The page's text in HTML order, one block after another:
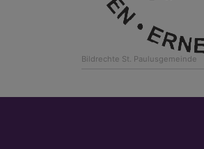
Bildrechte St. Paulusgemeinde